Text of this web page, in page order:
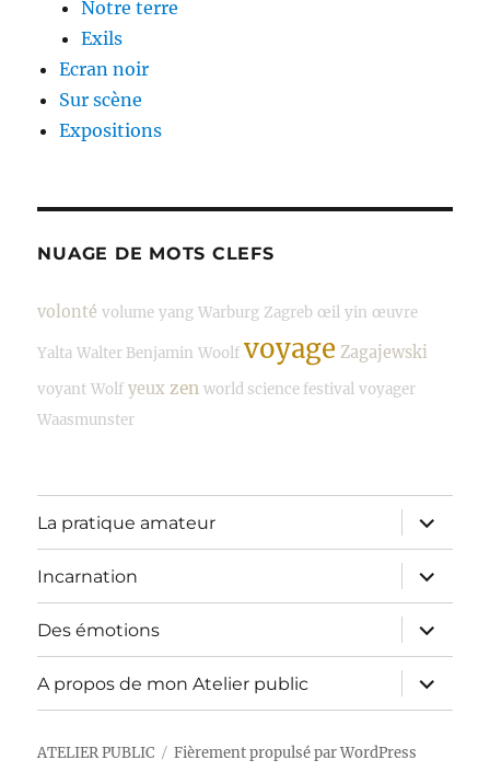
Notre terre
Exils
Ecran noir
Sur scène
Expositions
NUAGE DE MOTS CLEFS
volonté volume yang Warburg Zagreb œil yin œuvre
Yalta Walter Benjamin Woolf voyage Zagajewski
voyant Wolf yeux zen world science festival voyager
Waasmunster
La pratique amateur
ouvrir
le
sous-
menu
Incarnation
ouvrir
le
sous-
menu
Des émotions
ouvrir
le
sous-
menu
A propos de mon Atelier public
ouvrir
le
sous-
ATELIER PUBLIC Fièrement propulsé par WordPress